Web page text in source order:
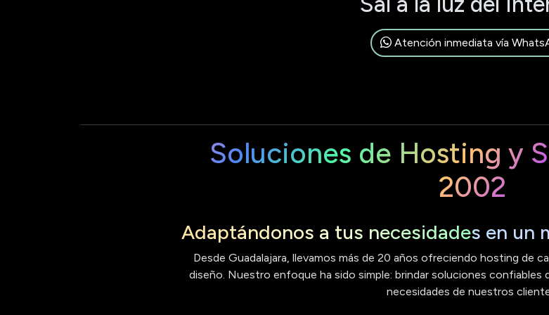
Atención inmediata vía
Soluciones de Hosting y
2002
Adaptándonos a tus necesidades en un
Desde Guadalajara, llevamos más de 20 años ofreciendo hosting de
diseño. Nuestro enfoque ha sido simple: brindar soluciones confiables
necesidades de nuestros